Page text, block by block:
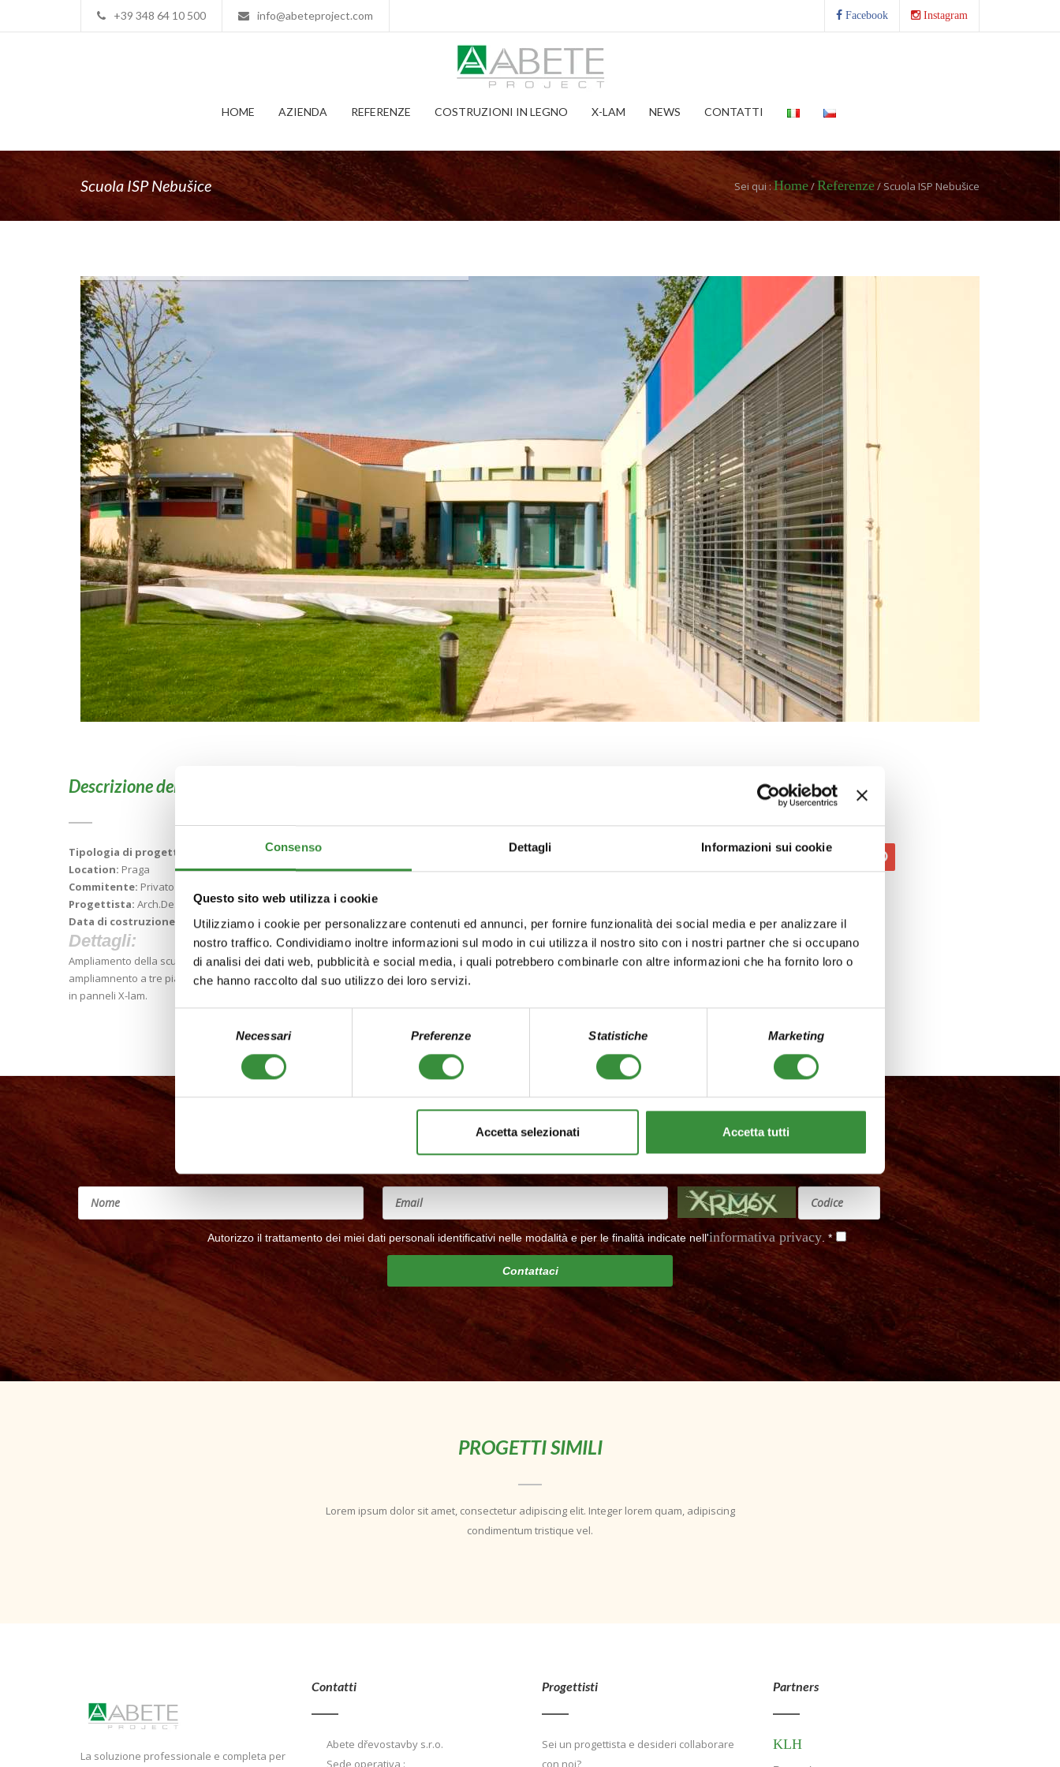
Consenso Dettagli Informazioni sui cookie
Questo sito web utilizza i cookie
Utilizziamo i cookie per personalizzare contenuti ed annunci, per fornire funzionalità dei social media e per analizzare il
nostro traffico. Condividiamo inoltre informazioni sul modo in cui utilizza il nostro sito con i nostri partner che si occupano
di analisi dei dati web, pubblicità e social media, i quali potrebbero combinarle con altre informazioni che ha fornito loro o
che hanno raccolto dal suo utilizzo dei loro servizi.
Necessari Preferenze Statistiche Marketing
Accetta selezionati Accetta tutti
+39 348 64 10 500 info@abeteproject.com Facebook Instagram
HOME AZIENDA REFERENZE COSTRUZIONI IN LEGNO X-LAM NEWS CONTATTI
Scuola ISP Nebušice Sei qui :Home/Referenze/ Scuola ISP Nebušice
Descrizione del progetto :
Tipologia di progetto:
Location: Praga
Commitente: Privato
Progettista: Arch.Design s.r.o.
Data di costruzione:
2010 /2014
Dettagli:
Ampliamento della scuola essitente eseguito in due fasi.In prima fasi sono stati costruiti 5 edifici a un piano.Fase due consisteva di un
ampliamnento a tre piani incluso gli solai intemedi e la copertura
in panneli X-lam.
Condividi
Sei un progettista e vuoi lavorare con noi?
Autorizzo il trattamento dei miei dati personali identificativi nelle modalità e per le finalità indicate nell'informativa privacy. *
PROGETTI SIMILI
Lorem ipsum dolor sit amet, consectetur adipiscing elit. Integer lorem quam, adipiscing
condimentum tristique vel.
La soluzione professionale e completa per
Contatti
Abete dřevostavby s.r.o.
Sede operativa :
Progettisti
Sei un progettista e desideri collaborare
con noi?
Partners
KLH